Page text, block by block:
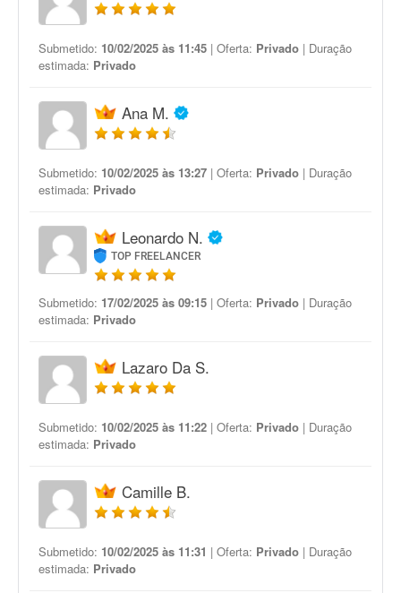
Submetido: 10/02/2025 às 11:45 | Oferta: Privado | Duração
estimada: Privado
Ana M.
Submetido: 10/02/2025 às 13:27 | Oferta: Privado | Duração
estimada: Privado
Leonardo N.
TOP FREELANCER
Submetido: 17/02/2025 às 09:15 | Oferta: Privado | Duração
estimada: Privado
Lazaro Da S.
Submetido: 10/02/2025 às 11:22 | Oferta: Privado | Duração
estimada: Privado
Camille B.
Submetido: 10/02/2025 às 11:31 | Oferta: Privado | Duração
estimada: Privado